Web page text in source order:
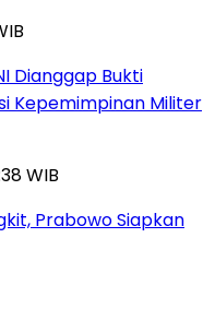
Dianggap Bukti
Kepemimpinan Militer
WIB
Prabowo Siapkan